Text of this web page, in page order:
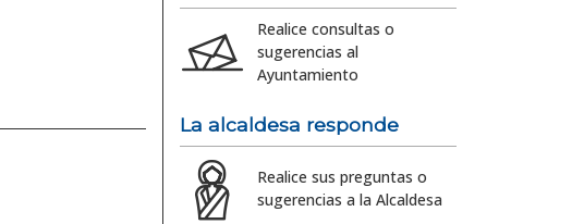
Realice consultas o
sugerencias al
Ayuntamiento
La alcaldesa responde
Realice sus preguntas o
sugerencias a la Alcaldesa